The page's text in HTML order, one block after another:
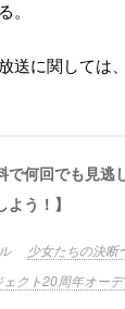
。
う！】
ル
少女たちの決断
ェクト20周年オー